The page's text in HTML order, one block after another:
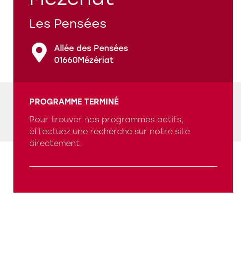
Nos références
Qui sommes-nous ?
Programmes en cours
Les Pensées
Allée des Pensées
01660Mézériat
PROGRAMME TERMINÉ
Pour trouver nos programmes actifs,
effectuez une recherche sur notre site
directement.